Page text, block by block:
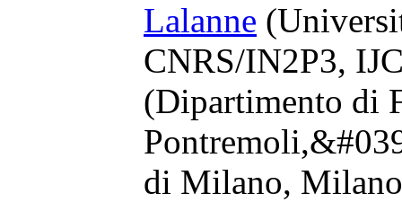
Lalanne
CNRS/IN2P3,
(Dipartimento di
di Milano,